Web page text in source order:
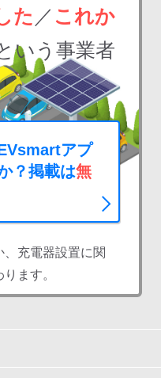
た ／ これか
いう事業者
アプ
？掲載は無
充電器設置に関
ます。